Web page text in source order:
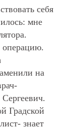
по
г.
на базе
себя
мне
операцию.
на
Градской
знает